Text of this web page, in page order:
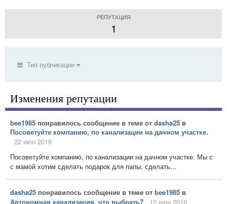
РЕПУТАЦИЯ
1
Тип публикации
Изменения репутации
bee1985 понравилось сообщение в теме от dasha25 в
Посоветуйте компанию, по канализации на дачном участке.
22 июн 2016
Посоветуйте компанию, по канализации на дачном участке. Мы с
с мамой хотим сделать подарок для папы. сделать...
dasha25 понравилось сообщение в теме от bee1985 в
Автономная канализация, что выбрать7
12 июн 2016